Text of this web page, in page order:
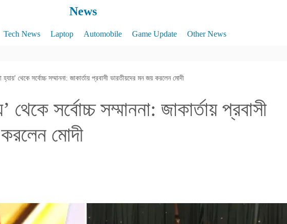
News
Tech News Laptop Automobile Game Update Other News
থেকে সর্বোচ্চ সম্মাননা: জাকার্তায় প্রবাসী ভারতীয়দের মন জয় করলেন মোদী
সর্বোচ্চ সম্মাননা: জাকার্তায় প্রবাসী
মোদী